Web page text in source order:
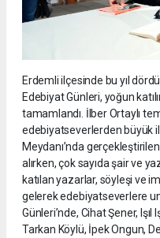
Erdemli ilçesinde bu yıl
Edebiyat Günleri, yoğun
tamamlandı. İlber Ortaylı
edebiyatseverlerden büyük
Meydanı’nda
alırken, çok sayıda şair ve
katılan yazarlar, söyleşi ve
gelerek edebiyatseverlere
Günleri’nde, Cihat Şener, Işıl
Tarkan Köylü, İpek Ongun,